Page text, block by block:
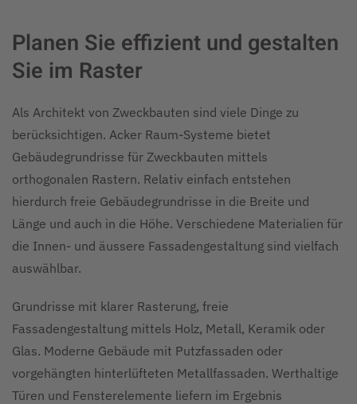
Planen Sie effizient und gestalten
Sie im Raster
Als Architekt von Zweckbauten sind viele Dinge zu
berücksichtigen. Acker Raum-Systeme bietet
Gebäudegrundrisse für Zweckbauten mittels
orthogonalen Rastern. Relativ einfach entstehen
hierdurch freie Gebäudegrundrisse in die Breite und
Länge und auch in die Höhe. Verschiedene Materialien für
die Innen- und äussere Fassadengestaltung sind vielfach
auswählbar.
Grundrisse mit klarer Rasterung, freie
Fassadengestaltung mittels Holz, Metall, Keramik oder
Glas. Moderne Gebäude mit Putzfassaden oder
vorgehängten hinterlüfteten Metallfassaden. Werthaltige
Türen und Fensterelemente liefern im Ergebnis